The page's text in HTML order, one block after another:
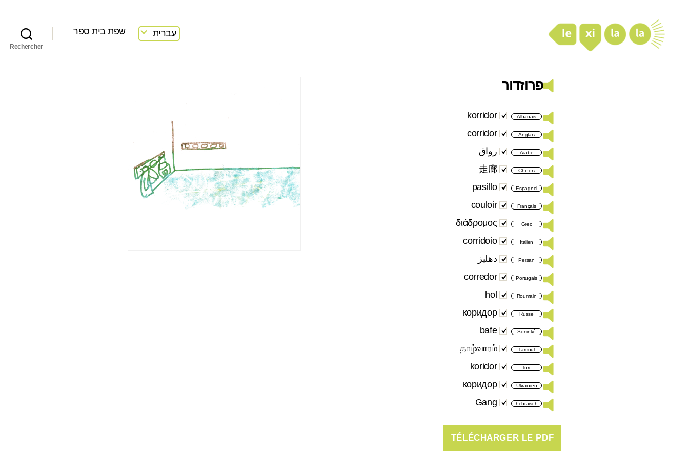
עברית שפת בית ספר
Rechercher
פרוזדור
Albanais
korridor
Anglais
corridor
Arabe رواق
Chinois
走廊
Espagnol
pasillo
Français
couloir
Grec
διάδρομος
Italien
corridoio
Persan دهلیز
Portugais
corredor
Roumain
hol
Russe
коридор
Soninké
bafe
Tamoul
தாழ்வாரம்
Turc
koridor
Ukrainien
коридор
hebräisch
Gang